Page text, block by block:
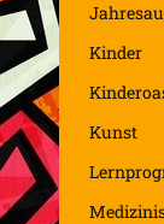
Kinder
Kunst